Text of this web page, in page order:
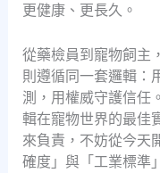
更健康、更長久。
從藥檢員到寵物飼主
則遵循同一套邏輯：
測，用權威守護信任
輯在寵物世界的最佳
來負責，不妨從今天
確度」與「工業標準